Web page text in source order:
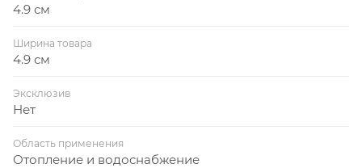
4.9 см
Ширина товара
4.9 см
Эксклюзив
Нет
Область применения
Отопление и водоснабжение